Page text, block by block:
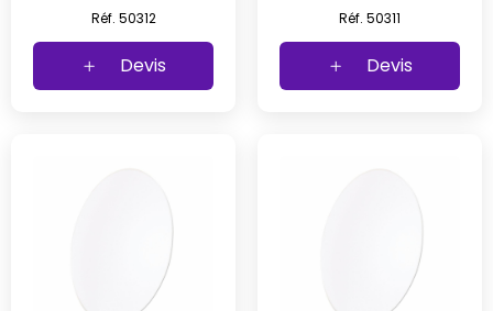
(1pc)
Réf. 50312
Devis
Réf. 50311
Devis